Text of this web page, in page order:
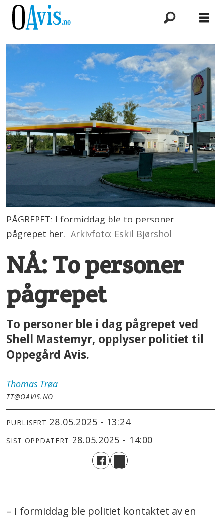
PÅGREPET: I formiddag ble to personer
pågrepet her. Arkivfoto: Eskil Bjørshol
NÅ: To personer
pågrepet
To personer ble i dag pågrepet ved
Shell Mastemyr, opplyser politiet til
Oppegård Avis.
Thomas Trøa
TT@OAVIS.NO
PUBLISERT 28.05.2025 - 13:24
SIST OPPDATERT 28.05.2025 - 14:00
– I formiddag ble politiet kontaktet av en